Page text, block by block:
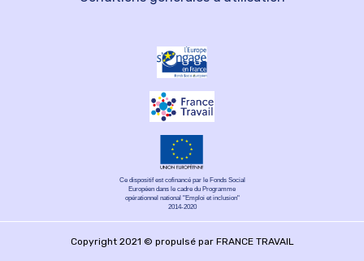
Ce dispositif est cofinancé par le Fonds Social
Européen dans le cadre du Programme
opérationnel national "Emploi et inclusion"
2014-2020
Copyright 2021 © propulsé par FRANCE TRAVAIL